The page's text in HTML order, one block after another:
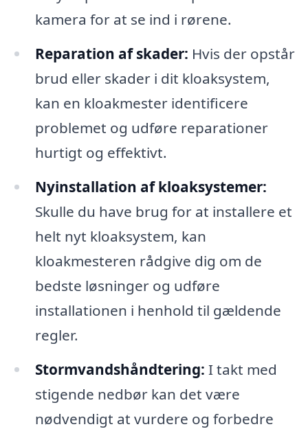
kamera for at se ind i rørene.
Reparation af skader: Hvis der opstår
brud eller skader i dit kloaksystem,
kan en kloakmester identificere
problemet og udføre reparationer
hurtigt og effektivt.
Nyinstallation af kloaksystemer:
Skulle du have brug for at installere et
helt nyt kloaksystem, kan
kloakmesteren rådgive dig om de
bedste løsninger og udføre
installationen i henhold til gældende
regler.
Stormvandshåndtering: I takt med
stigende nedbør kan det være
nødvendigt at vurdere og forbedre